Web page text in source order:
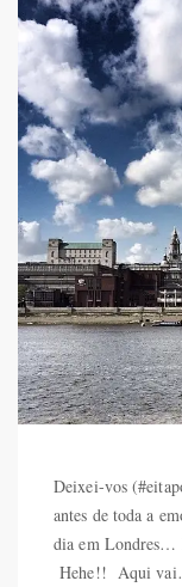
Deixei-vos
antes de toda a
dia em Londres…
Hehe!! Aqui